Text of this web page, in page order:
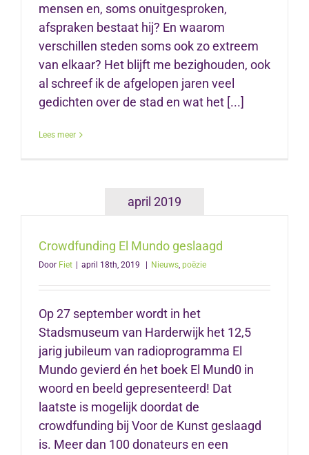
mensen en, soms onuitgesproken,
afspraken bestaat hij? En waarom
verschillen steden soms ook zo extreem
van elkaar? Het blijft me bezighouden, ook
al schreef ik de afgelopen jaren veel
gedichten over de stad en wat het [...]
Lees meer
april 2019
Crowdfunding El Mundo geslaagd
Door Fiet april 18th, 2019 Nieuws, poëzie
Op 27 september wordt in het
Stadsmuseum van Harderwijk het 12,5
jarig jubileum van radioprogramma El
Mundo gevierd én het boek El Mund0 in
woord en beeld gepresenteerd! Dat
laatste is mogelijk doordat de
crowdfunding bij Voor de Kunst geslaagd
is. Meer dan 100 donateurs en een